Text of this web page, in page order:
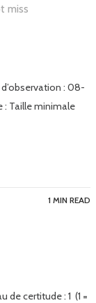
miss
: 08-
: Taille minimale
1 MIN READ
de certitude : 1 (1 =